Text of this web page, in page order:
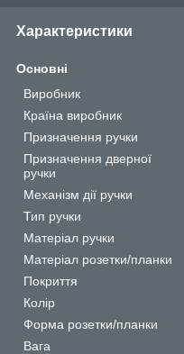
Характеристики
Основні
Виробник
Країна виробник
Призначення ручки
Призначення дверної
ручки
Механізм дії ручки
Тип ручки
Матеріал ручки
Матеріал розетки/планки
Покриття
Колір
Форма розетки/планки
Вага